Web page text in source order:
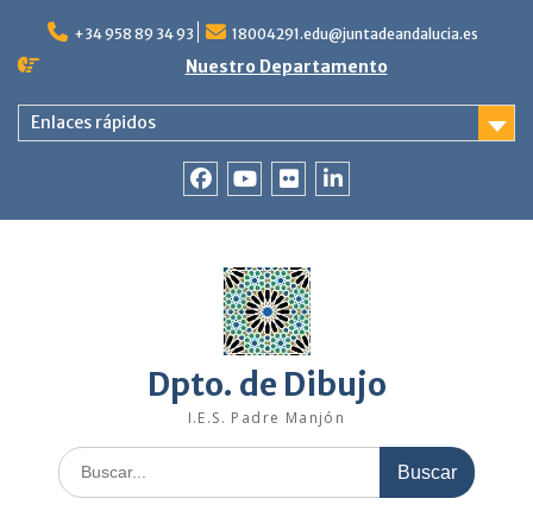
+34 958 89 34 93 18004291.edu@juntadeandalucia.es
Nuestro Departamento
Enlaces rápidos
Dpto. de Dibujo
I.E.S. Padre Manjón